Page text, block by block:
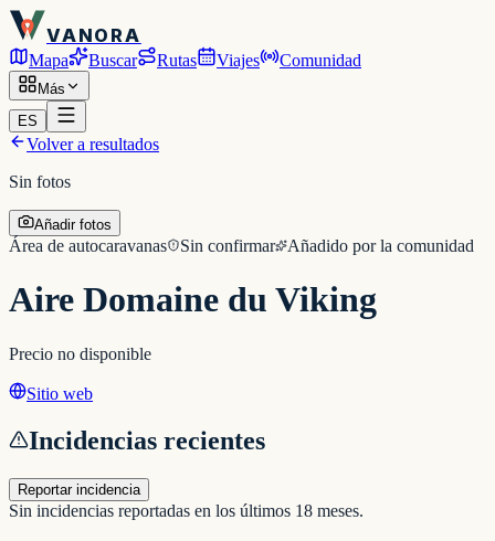
VANORA
Mapa Buscar Rutas Viajes Comunidad
Más
ES
Volver a resultados
Sin fotos
Añadir fotos
Área de autocaravanas Sin confirmar Añadido por la comunidad
Aire Domaine du Viking
Precio no disponible
Sitio web
Incidencias recientes
Reportar incidencia
Sin incidencias reportadas en los últimos 18 meses.